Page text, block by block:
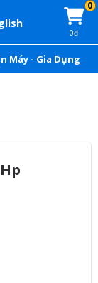
0
0đ
Máy - Gia Dụng